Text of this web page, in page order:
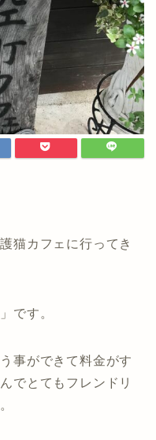
猫カフェに行ってき
です。
事ができて料金がす
でとてもフレンドリ